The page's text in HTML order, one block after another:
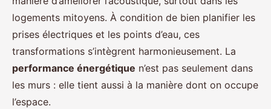
logements mitoyens. À condition de bien planifier les
prises électriques et les points d’eau, ces
transformations s’intègrent harmonieusement. La
performance énergétique n’est pas seulement dans
les murs : elle tient aussi à la manière dont on occupe
l’espace.